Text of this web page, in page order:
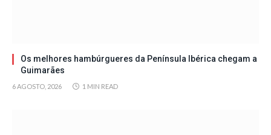
Os melhores hambúrgueres da Península Ibérica chegam a
Guimarães
6 AGOSTO, 2026 1 MIN READ